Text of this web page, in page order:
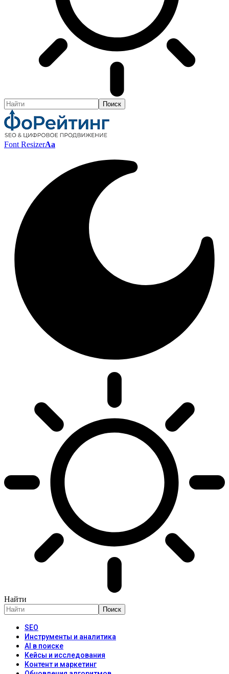
Font ResizerAa
Найти
SEO
Инструменты и аналитика
AI в поиске
Кейсы и исследования
Контент и маркетинг